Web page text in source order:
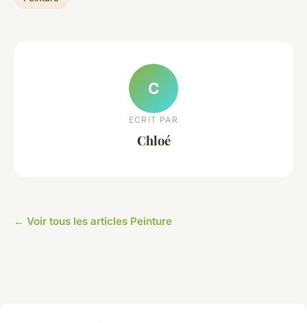
C
ECRIT PAR
Chloé
← Voir tous les articles Peinture